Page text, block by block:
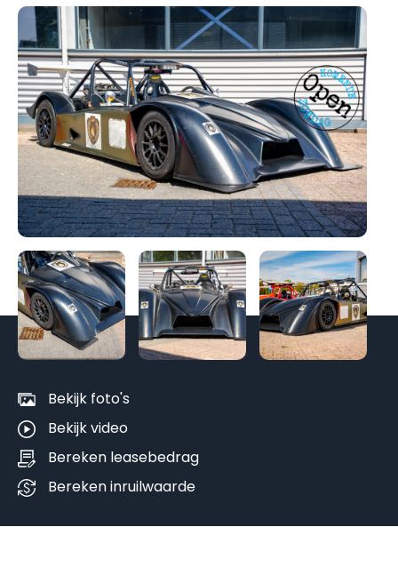
Bekijk foto's
Bekijk video
Bereken leasebedrag
Bereken inruilwaarde